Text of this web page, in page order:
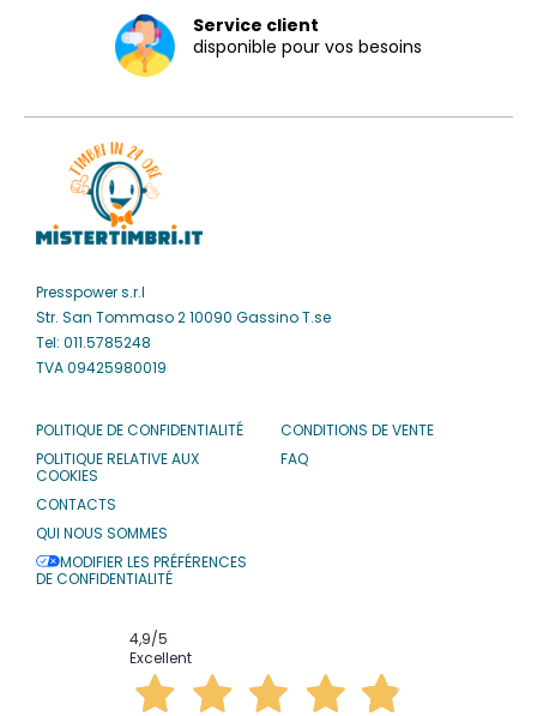
Service client
disponible pour vos besoins
Presspower s.r.l
Str. San Tommaso 2 10090 Gassino T.se
Tel: 011.5785248
TVA 09425980019
POLITIQUE DE CONFIDENTIALITÉ
POLITIQUE RELATIVE AUX
COOKIES
CONTACTS
QUI NOUS SOMMES
MODIFIER LES PRÉFÉRENCES
DE CONFIDENTIALITÉ
CONDITIONS DE VENTE
FAQ
4,9/5
Excellent